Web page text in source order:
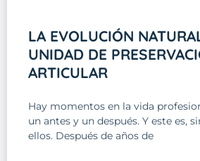
LA EVOLUCIÓN
UNIDAD DE
ARTICULAR
Hay momentos en la vida
un antes y un después. Y este es,
ellos. Después de años de